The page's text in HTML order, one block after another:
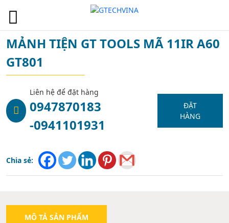
MẢNH TIỆN GT TOOLS MÃ 11IR A60
GT801
Liên hệ để đặt hàng
0947870183
-0941101931
ĐẶT
HÀNG
Chia sẻ:
MÔ TẢ SẢN PHẨM